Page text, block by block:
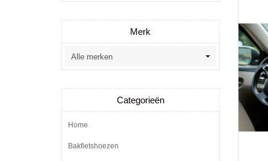
Merk
Categorieën
Home
Bakfietshoezen